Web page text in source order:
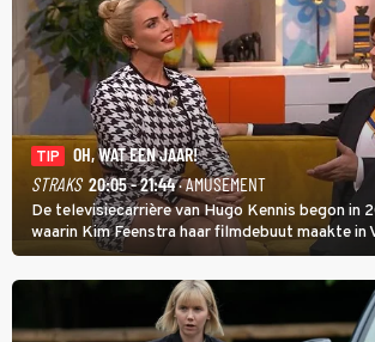
TIP
OH, WAT EEN JAAR!
STRAKS 20:05 - 21:44· AMUSEMENT
De televisiecarrière van Hugo Kennis begon in
waarin Kim Feenstra haar filmdebuut maakte in
Oh, Wat een Jaar! wordt duidelijk wat ze nog
jaar waarin ze allebei eindtwintigers waren.